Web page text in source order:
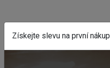
Získejte slevu na první nákup